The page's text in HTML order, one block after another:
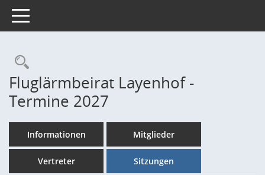
Toggle navigation
Rechercheauswahl
Fluglärmbeirat Layenhof -
Termine 2027
Informationen Mitglieder
Vertreter Sitzungen